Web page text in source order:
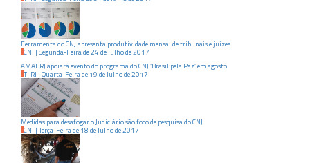
Ferramenta do CNJ apresenta produtividade mensal de tribunais e juízes
CNJ | Segunda-Feirade24 deJulhode2017
AMAERJ apoiará evento do programa do CNJ ‘Brasil pela Paz’ em agosto
TJ RJ | Quarta-Feirade 19 deJulhode2017
Medidas para desafogar o Judiciário são foco de pesquisa do CNJ
CNJ | Terça-Feirade 18 deJulhode2017